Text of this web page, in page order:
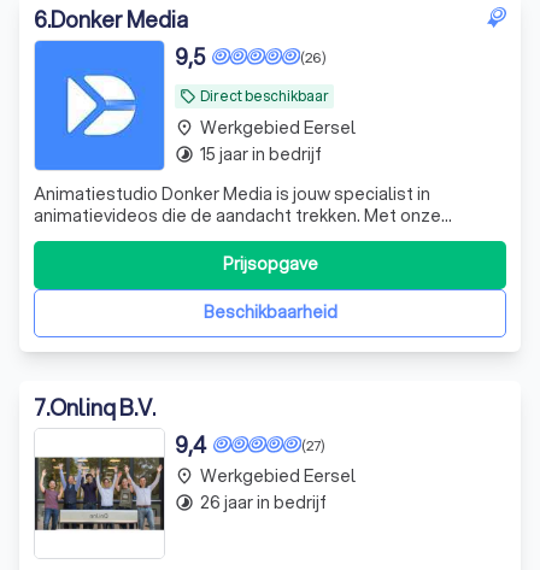
6.Donker Media
local_offer Direct beschikbaar
(26)
9,5
Animatiestudio Donker Media is jouw specialist in
animatievideos die de aandacht trekken. Met onze
animatie studio in Eindhoven verrassen we met creatieve
concepten die precies vertellen wat jij wilt overbrengen.
Dat doen we met een klein team van ervaren experts
vanuit Eindhoven, voor opdrachtgever
Beschikbaarheid
Prijsopgave
place Werkgebied Eersel
timelapse 15 jaar in bedrijf
7.Onlinq B.V.
(27)
9,4
place Werkgebied Eersel
timelapse 26 jaar in bedrijf